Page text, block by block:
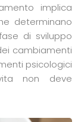
implica
determinano
di sviluppo
cambiamenti
psicologici
non deve